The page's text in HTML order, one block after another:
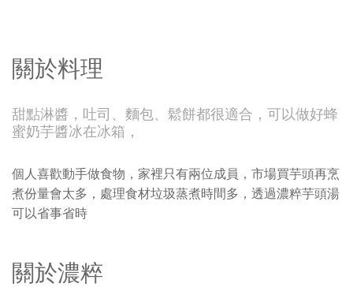
關於料理
甜點淋醬，吐司、麵包、鬆餅都很適合，可以做好蜂
蜜奶芋醬冰在冰箱，
個人喜歡動手做食物，家裡只有兩位成員，市場買芋頭再烹
煮份量會太多，處理食材垃圾蒸煮時間多，透過濃粹芋頭湯
可以省事省時
關於濃粹